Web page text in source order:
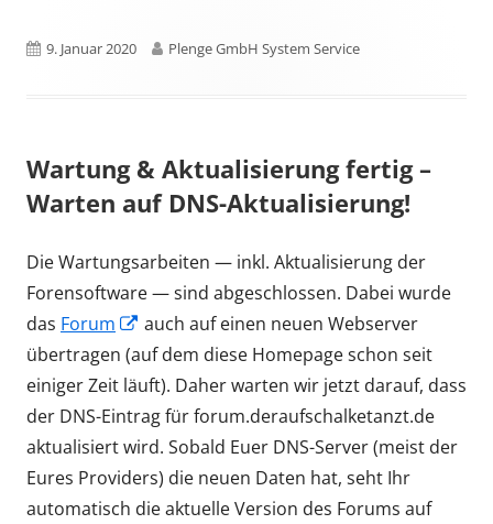
Published
9. Januar 2020 Author
Plenge GmbH System Service
Wartung & Aktualisierung fertig –
Warten auf DNS-Aktualisierung!
Die Wartungsarbeiten — inkl. Aktualisierung der
Forensoftware — sind abgeschlossen. Dabei wurde
das Forum
Opens
in
a
new
window
auch auf einen neuen Webserver
übertragen (auf dem diese Homepage schon seit
einiger Zeit läuft). Daher warten wir jetzt darauf, dass
der DNS-Eintrag für forum.deraufschalketanzt.de
aktualisiert wird. Sobald Euer DNS-Server (meist der
Eures Providers) die neuen Daten hat, seht Ihr
automatisch die aktuelle Version des Forums auf